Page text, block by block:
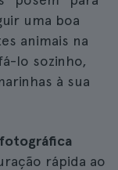
uma boa
animais na
lo sozinho,
à sua
rápida ao